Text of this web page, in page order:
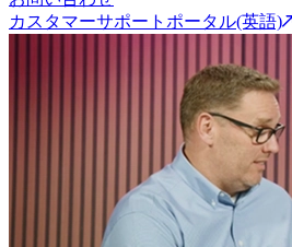
カスタマーサポートポータル(英語)